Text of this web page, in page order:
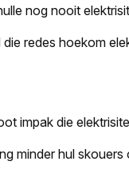
nog nooit
die redes hoekom
impak die
minder hul